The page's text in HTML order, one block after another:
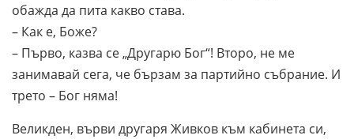
обажда да пита какво става.
– Как е, Боже?
– Първо, казва се „Другарю Бог“! Второ, не ме
занимавай сега, че бързам за партийно събрание. И
трето – Бог няма!
Великден, върви другаря Живков към кабинета си,